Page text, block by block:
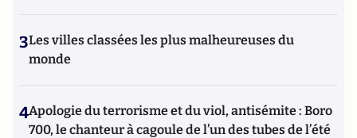
3Les villes classées les plus malheureuses du
monde
4Apologie du terrorisme et du viol, antisémite : Boro
700, le chanteur à cagoule de l’un des tubes de l’été